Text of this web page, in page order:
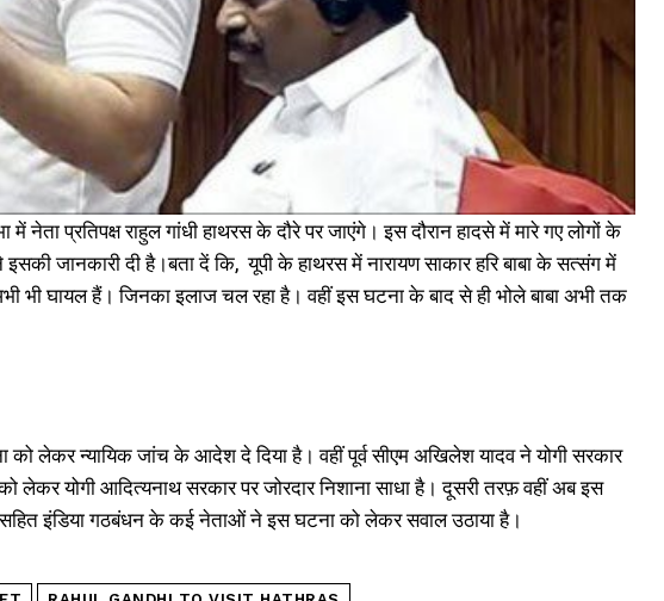
प्रतिपक्ष राहुल गांधी हाथरस के दौरे पर जाएंगे। इस दौरान हादसे में मारे गए लोगों के
जानकारी दी है।बता दें कि, यूपी के हाथरस में नारायण साकार हरि बाबा के सत्संग में
भी घायल हैं। जिनका इलाज चल रहा है। वहीं इस घटना के बाद से ही भोले बाबा अभी तक
लेकर न्यायिक जांच के आदेश दे दिया है। वहीं पूर्व सीएम अखिलेश यादव ने योगी सरकार
योगी आदित्यनाथ सरकार पर जोरदार निशाना साधा है। दूसरी तरफ़ वहीं अब इस
इंडिया गठबंधन के कई नेताओं ने इस घटना को लेकर सवाल उठाया है।